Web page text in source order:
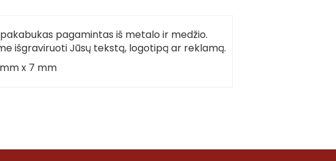
pagamintas iš metalo ir medžio.
išgraviruoti Jūsų tekstą, logotipą ar reklamą.
x 7 mm